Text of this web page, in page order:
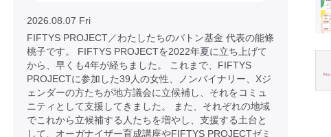
2026.08.07 Fri
FIFTYS PROJECT／わたしたちのバトン基金 代表の能條
桃子です。 FIFTYS PROJECTを2022年夏に立ち上げて
から、早くも4年が経ちました。 これまで、FIFTYS
PROJECTに参加した39人の女性、ノンバイナリー、Xジ
ェンダーの方たちが地方議会に立候補し、それをコミュ
ニティとして支援してきました。 また、それぞれの地域
でこれから立候補する人たちを増やし、支援する土台と
して、オーガナイザー育成講座やFIFTYS PROJECTゼミ